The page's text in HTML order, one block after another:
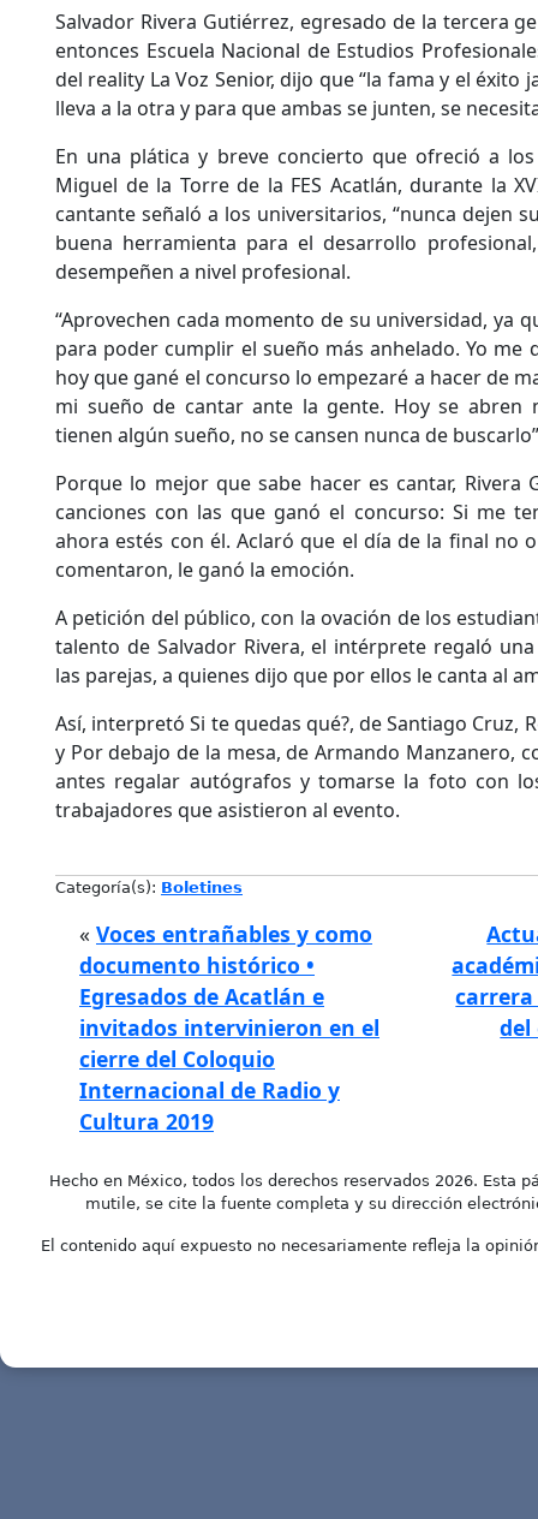
Salvador Rivera Gutiérrez, egresado de la tercera
entonces Escuela Nacional de Estudios
del reality La Voz Senior, dijo que “la fama y el éxito
lleva a la otra y para que ambas se junten, se
En una plática y breve concierto que ofreció a
Miguel de la Torre de la FES Acatlán, durante la
cantante señaló a los universitarios, “nunca dejen
buena herramienta para el desarrollo
desempeñen a nivel profesional.
“Aprovechen cada momento de su universidad, ya
para poder cumplir el sueño más anhelado. Yo me
hoy que gané el concurso lo empezaré a hacer de
mi sueño de cantar ante la gente. Hoy se abren
tienen algún sueño, no se cansen nunca de
Porque lo mejor que sabe hacer es cantar,
canciones con las que ganó el concurso: Si me
ahora estés con él. Aclaró que el día de la final no
comentaron, le ganó la emoción.
A petición del público, con la ovación de los
talento de Salvador Rivera, el intérprete regaló
las parejas, a quienes dijo que por ellos le canta al
Así, interpretó Si te quedas qué?, de Santiago Cruz,
y Por debajo de la mesa, de Armando Manzanero,
antes regalar autógrafos y tomarse la foto con
trabajadores que asistieron al evento.
Categoría(s): Boletines
« Voces entrañables y como
documento histórico •
Egresados de Acatlán e
invitados intervinieron en el
cierre del Coloquio
Internacional de Radio y
Cultura 2019
del
Hecho en México, todos los derechos reservados 2026. Esta
mutile, se cite la fuente completa y su dirección
El contenido aquí expuesto no necesariamente refleja la